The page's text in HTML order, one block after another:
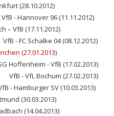
(28.10.2012)
VfB - Hannover 96 (11.11.2012)
– VfB (17.11.2012)
VfB - FC Schalke 04 (08.12.2012)
(27.01.2013)
Hoffenheim - VfB (17.02.2013)
VfB - VfL Bochum (27.02.2013)
- Hamburger SV (10.03.2013)
(30.03.2013)
(14.04.2013)